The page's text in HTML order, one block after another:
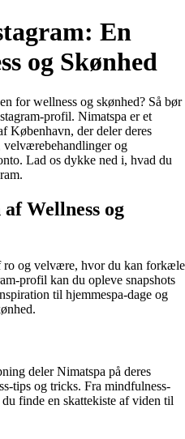
En
og Skønhed
for wellness og skønhed? Så bør
profil. Nimatspa er et
København, der deler deres
velværebehandlinger og
Lad os dykke ned i, hvad du
Wellness og
ro og velvære, hvor du kan forkæle
profil kan du opleve snapshots
til hjemmespa-dage og
deler Nimatspa på deres
tips og tricks. Fra mindfulness-
finde en skattekiste af viden til